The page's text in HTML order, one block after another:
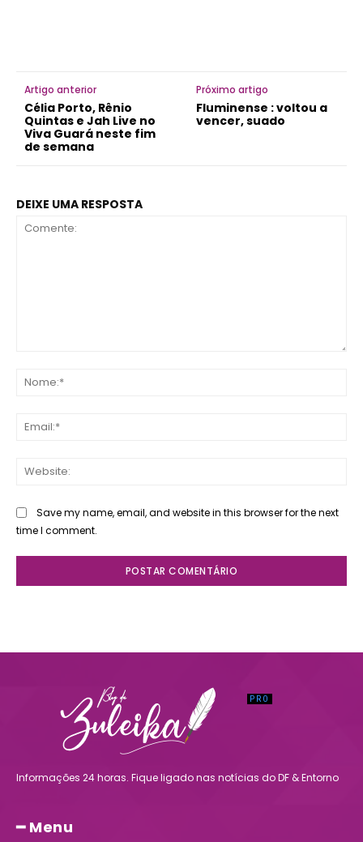
Artigo anterior
Célia Porto, Rênio
Quintas e Jah Live no
Viva Guará neste fim
de semana
Próximo artigo
Fluminense : voltou a
vencer, suado
DEIXE UMA RESPOSTA
Save my name, email, and website in this browser for the next
time I comment.
Informações 24 horas. Fique ligado nas notícias do DF & Entorno
━ Menu